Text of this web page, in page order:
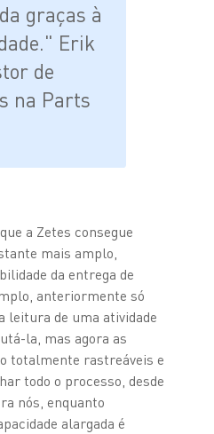
graças à
Erik
de
na Parts
a Zetes consegue
mais amplo,
da entrega de
anteriormente só
leitura de uma atividade
la, mas agora as
totalmente rastreáveis e
todo o processo, desde
nós, enquanto
alargada é